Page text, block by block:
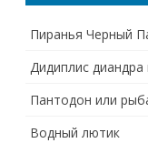
Пиранья Черный
Дидиплис
Пантодон или
Водный лютик